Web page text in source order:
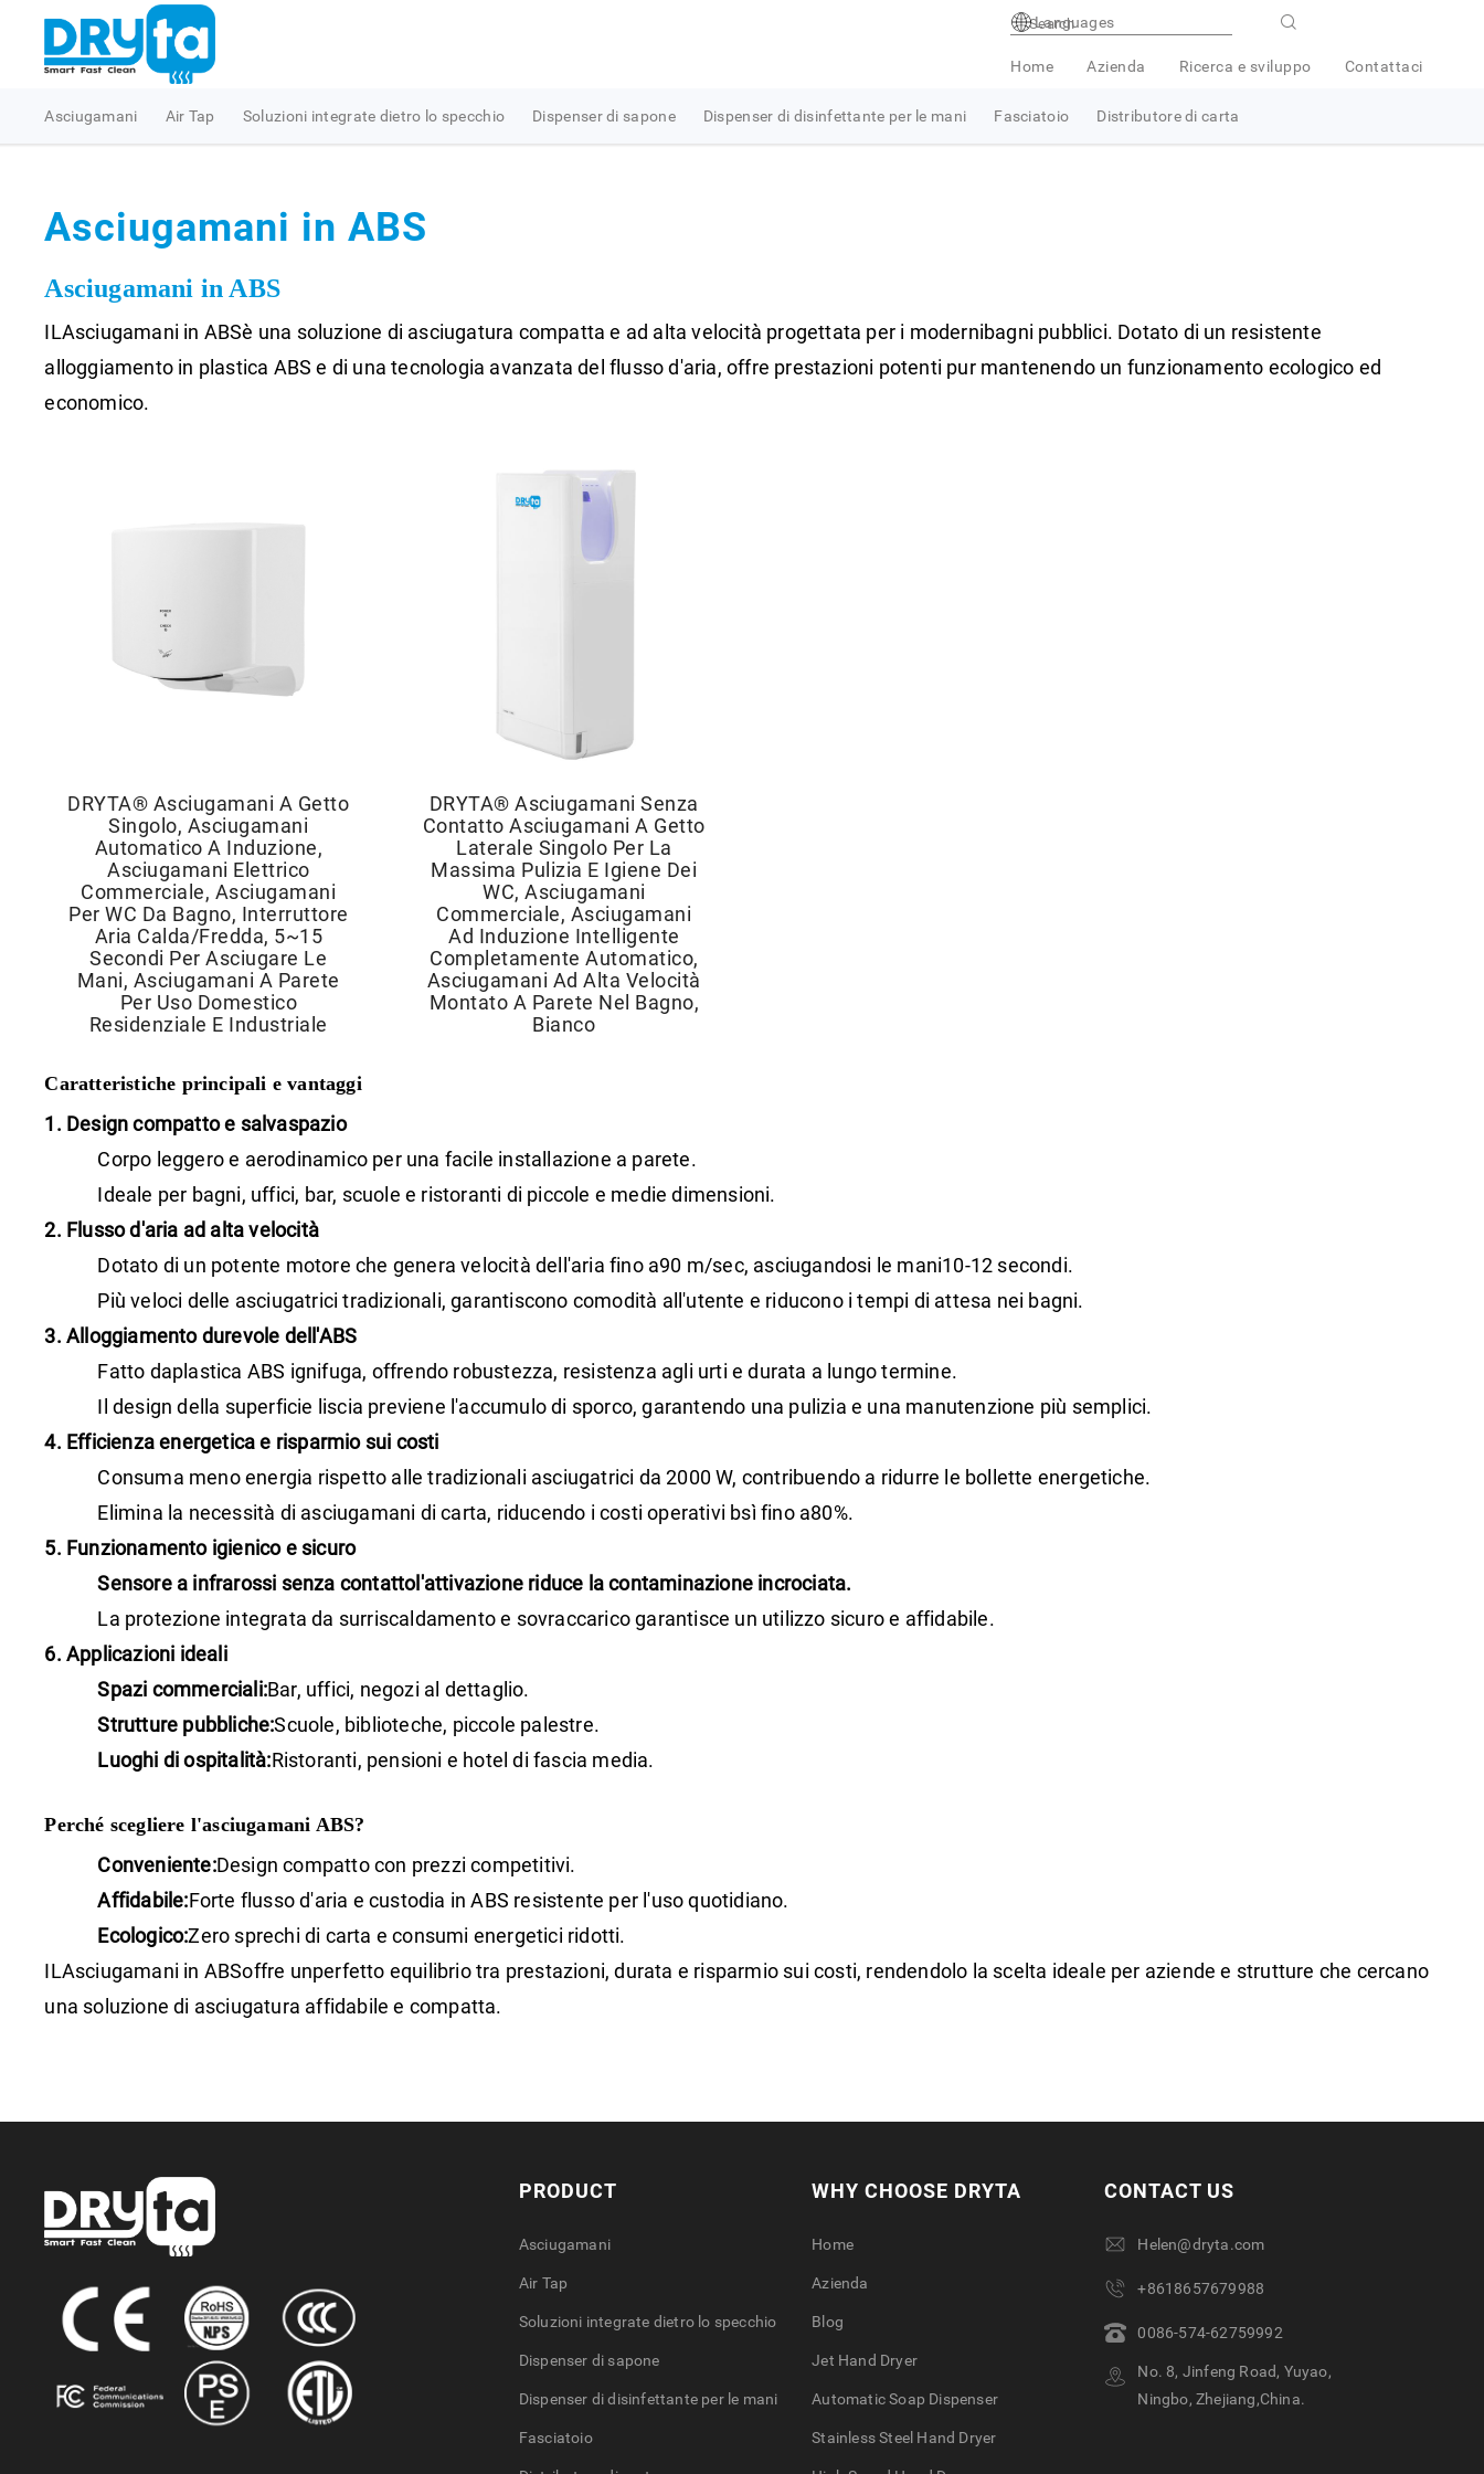
Languages
Home Azienda Ricerca e sviluppo Contattaci
Asciugamani Air Tap Soluzioni integrate dietro lo specchio Dispenser di sapone Dispenser di disinfettante per le mani Fasciatoio Distributore di carta
Asciugamani in ABS
Asciugamani in ABS
ILAsciugamani in ABSè una soluzione di asciugatura compatta e ad alta velocità progettata per i modernibagni pubblici. Dotato di un resistente
alloggiamento in plastica ABS e di una tecnologia avanzata del flusso d'aria, offre prestazioni potenti pur mantenendo un funzionamento ecologico ed
economico.
DRYTA® Asciugamani A Getto
Singolo, Asciugamani
Automatico A Induzione,
Asciugamani Elettrico
Commerciale, Asciugamani
Per WC Da Bagno, Interruttore
Aria Calda/fredda, 5~15
Secondi Per Asciugare Le
Mani, Asciugamani A Parete
Per Uso Domestico
Residenziale E Industriale
DRYTA® Asciugamani Senza
Contatto Asciugamani A Getto
Laterale Singolo Per La
Massima Pulizia E Igiene Dei
WC, Asciugamani
Commerciale, Asciugamani
Ad Induzione Intelligente
Completamente Automatico,
Asciugamani Ad Alta Velocità
Montato A Parete Nel Bagno,
Bianco
Caratteristiche principali e vantaggi
1. Design compatto e salvaspazio
Corpo leggero e aerodinamico per una facile installazione a parete.
Ideale per bagni, uffici, bar, scuole e ristoranti di piccole e medie dimensioni.
2. Flusso d'aria ad alta velocità
Dotato di un potente motore che genera velocità dell'aria fino a90 m/sec, asciugandosi le mani10-12 secondi.
Più veloci delle asciugatrici tradizionali, garantiscono comodità all'utente e riducono i tempi di attesa nei bagni.
3. Alloggiamento durevole dell'ABS
Fatto daplastica ABS ignifuga, offrendo robustezza, resistenza agli urti e durata a lungo termine.
Il design della superficie liscia previene l'accumulo di sporco, garantendo una pulizia e una manutenzione più semplici.
4. Efficienza energetica e risparmio sui costi
Consuma meno energia rispetto alle tradizionali asciugatrici da 2000 W, contribuendo a ridurre le bollette energetiche.
Elimina la necessità di asciugamani di carta, riducendo i costi operativi bsì fino a80%.
5. Funzionamento igienico e sicuro
Sensore a infrarossi senza contattol'attivazione riduce la contaminazione incrociata.
La protezione integrata da surriscaldamento e sovraccarico garantisce un utilizzo sicuro e affidabile.
6. Applicazioni ideali
Spazi commerciali:Bar, uffici, negozi al dettaglio.
Strutture pubbliche:Scuole, biblioteche, piccole palestre.
Luoghi di ospitalità:Ristoranti, pensioni e hotel di fascia media.
Perché scegliere l'asciugamani ABS?
Conveniente:Design compatto con prezzi competitivi.
Affidabile:Forte flusso d'aria e custodia in ABS resistente per l'uso quotidiano.
Ecologico:Zero sprechi di carta e consumi energetici ridotti.
ILAsciugamani in ABSoffre unperfetto equilibrio tra prestazioni, durata e risparmio sui costi, rendendolo la scelta ideale per aziende e strutture che cercano
una soluzione di asciugatura affidabile e compatta.
PRODUCT
Asciugamani
Air Tap
Soluzioni integrate dietro lo specchio
Dispenser di sapone
Dispenser di disinfettante per le mani
Fasciatoio
WHY CHOOSE DRYTA
Home
Azienda
Blog
Jet Hand Dryer
Automatic Soap Dispenser
Stainless Steel Hand Dryer
CONTACT US
Helen@dryta.com
+8618657679988
0086-574-62759992
No. 8, Jinfeng Road, Yuyao,
Ningbo, Zhejiang,China.